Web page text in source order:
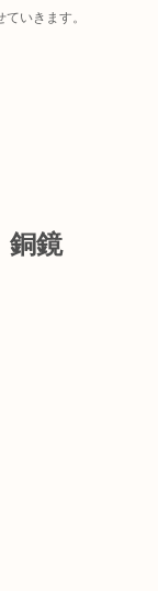
いきます。
銅鏡